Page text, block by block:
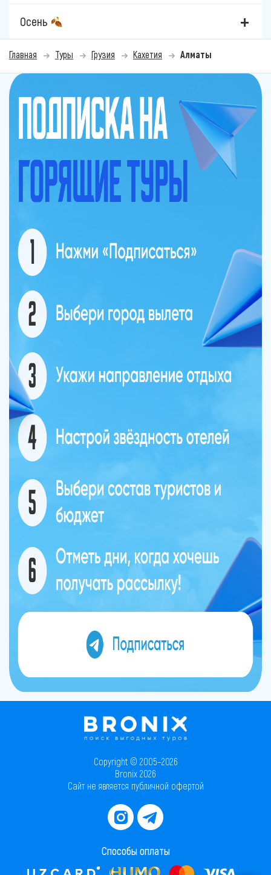
Осень
Главная Туры Грузия Кахетия Алматы
Copyright © 2005–2026
Bronix 2026
Сайт не является публичной офертой
Способы оплаты